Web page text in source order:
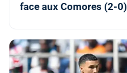
face aux Comores (2-0)